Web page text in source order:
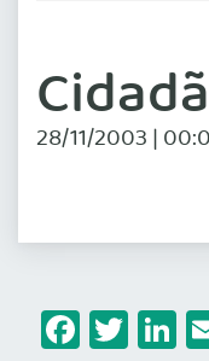
28/11/2003 |